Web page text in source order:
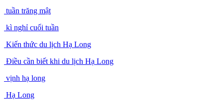
tuần trăng mật
kì nghỉ cuối tuần
Kiến thức du lịch Hạ Long
Điều cần biết khi du lịch Hạ Long
vịnh hạ long
Hạ Long